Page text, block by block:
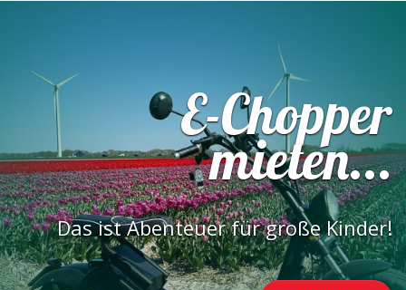
E-Chopper
mieten...
Das ist Abenteuer für große Kinder!